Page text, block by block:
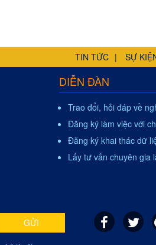
TIN TỨC SỰ
DIỄN ĐÀN
Trao đổi, hỏi đáp về
Đăng ký làm việc với
Đăng ký khai thác dữ
Lấy tư vấn chuyên gia
GỬI